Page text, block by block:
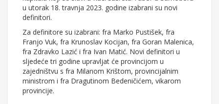
u utorak 18. travnja 2023. godine izabrani su novi
definitori.
Za definitore su izabrani: fra Marko Pustišek, fra
Franjo Vuk, fra Krunoslav Kocijan, fra Goran Malenica,
fra Zdravko Lazić i fra Ivan Matić. Novi definitori u
sljedeće tri godine upravljat će provincijom u
zajedništvu s fra Milanom Krištom, provincijalnim
ministrom i fra Dragutinom Bedeničićem, vikarom
provincije.